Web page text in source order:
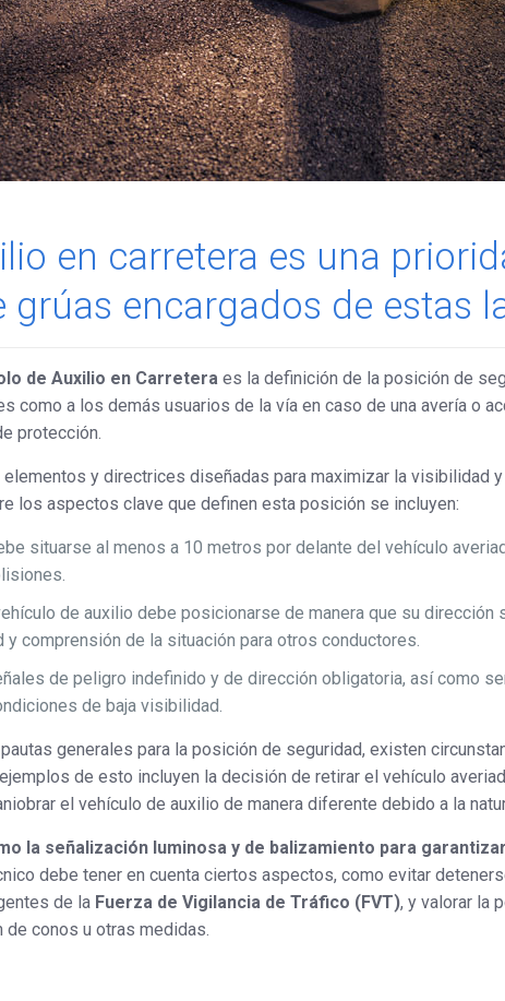
en carretera es una
grúas encargados de estas
de Auxilio en Carreteraes la definición de la posición de
a los demás usuarios de la vía en caso de una avería o
protección.
y directrices diseñadas para maximizar la visibilidad
los aspectos clave que definen esta posición se incluyen:
situarse al menos a 10 metros por delante del vehículo
de auxilio debe posicionarse de manera que su dirección
comprensión de la situación para otros conductores.
de peligro indefinido y de dirección obligatoria, así como
de baja visibilidad.
generales para la posición de seguridad, existen
de esto incluyen la decisión de retirar el vehículo
el vehículo de auxilio de manera diferente debido a la
la señalización luminosa y de balizamiento para
debe tener en cuenta ciertos aspectos, como evitar
de la Fuerza de Vigilancia de Tráfico (FVT), y valorar la
conos u otras medidas.